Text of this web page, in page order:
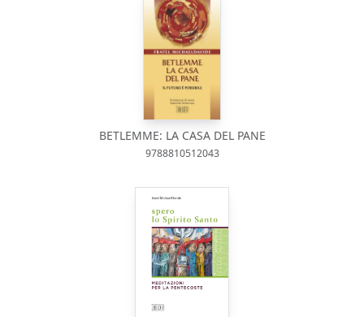
BETLEMME: LA CASA DEL PANE
9788810512043